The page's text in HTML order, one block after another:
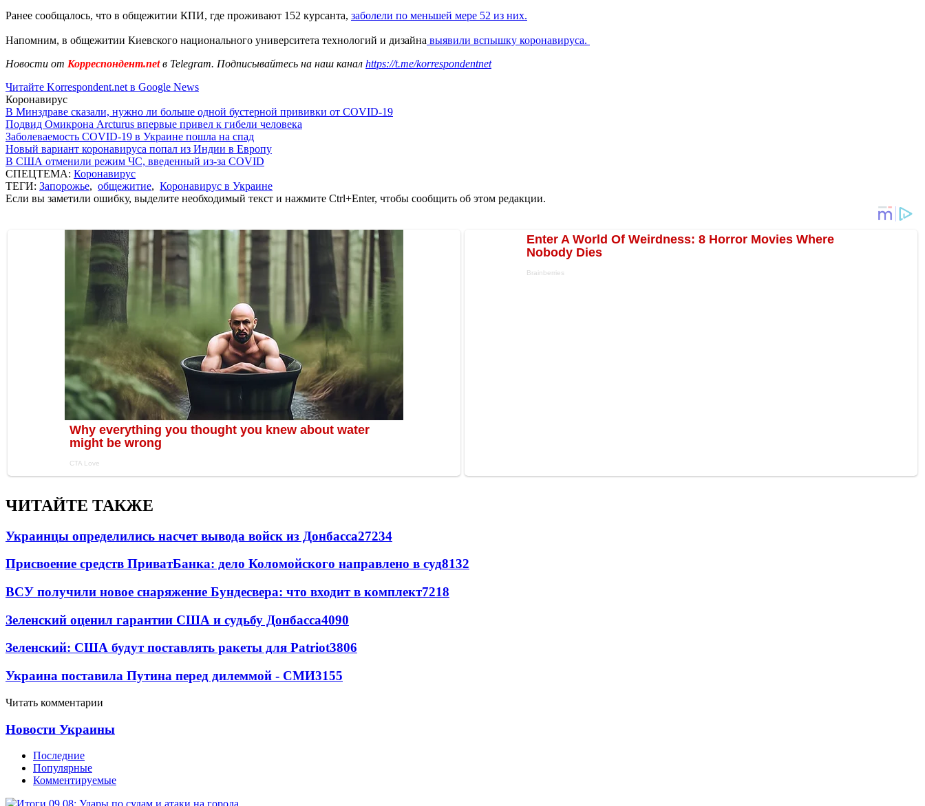
Ранее сообщалось, что в общежитии КПИ, где проживают 152 курсанта, заболели по меньшей мере 52 из них.
Напомним, в общежитии Киевского национального университета технологий и дизайна выявили вспышку коронавируса.
Новости от Корреспондент.netв Telegram. Подписывайтесь на наш канал https://t.me/korrespondentnet
Читайте Korrespondent.net в Google News
Коронавирус
В Минздраве сказали, нужно ли больше одной бустерной прививки от COVID-19
Подвид Омикрона Arcturus впервые привел к гибели человека
Заболеваемость COVID-19 в Украине пошла на спад
Новый вариант коронавируса попал из Индии в Европу
В США отменили режим ЧС, введенный из-за COVID
СПЕЦТЕМА: Коронавирус
ТЕГИ: Запорожье, общежитие, Коронавирус в Украине
Если вы заметили ошибку, выделите необходимый текст и нажмите Ctrl+Enter, чтобы сообщить об этом редакции.
ЧИТАЙТЕ ТАКЖЕ
Украинцы определились насчет вывода войск из Донбасса27234
Присвоение средств ПриватБанка: дело Коломойского направлено в суд8132
ВСУ получили новое снаряжение Бундесвера: что входит в комплект7218
Зеленский оценил гарантии США и судьбу Донбасса4090
Зеленский: США будут поставлять ракеты для Patriot3806
Украина поставила Путина перед дилеммой - СМИ3155
Читать комментарии
Новости Украины
Последние
Популярные
Комментируемые